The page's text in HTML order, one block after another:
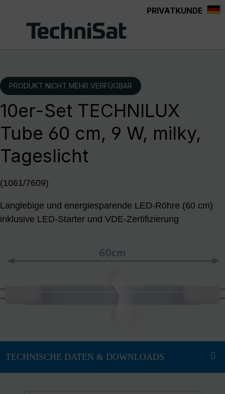
PRIVATKUNDE
PRODUKT NICHT MEHR VERFÜGBAR
10er-Set TECHNILUX
Tube 60 cm, 9 W, milky,
Tageslicht
(1061/7609)
Langlebige und energiesparende LED-Röhre (60 cm)
inklusive LED-Starter und VDE-Zertifizierung